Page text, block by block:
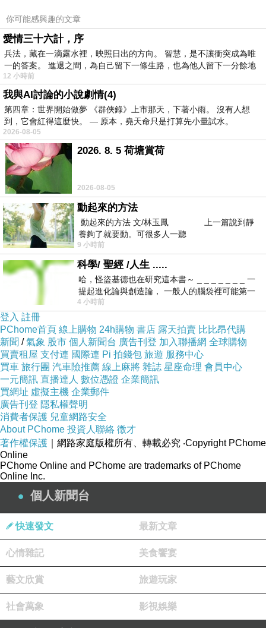
你可能感興趣的文章
愛情三十六計，序
兵法，藏在一滴露水裡，映照日出的方向。 智慧，是不讓衝突成為唯
一的答案。 進退之間，為自己留下一條生路，也為他人留下一分餘地
12 小時前
我與AI討論的小說劇情(4)
第四章：世界開始做夢 《群俠錄》上市那天，下著小雨。 沒有人想
到，它會紅得這麼快。 — 原本，堯天命只是打算先小量試水。
2026-08-05
2026. 8. 5 荷塘賞荷
2026-08-05
動起來的方法
動起來的方法 文/林玉鳳 上一篇說到靜
養夠了就要動。可很多人一聽
9 小時前
科學/ 聖經 /人生 .....
哈，怪盜基德也在研究這本書～ _ _ _ _ _ _ _ 一
提起進化論與創造論， 一般人的腦袋裡可能第一
時間就有「 進化論很科
4 小時前
登入 註冊
PChome首頁 線上購物 24h購物 書店 露天拍賣 比比昂代購
新聞 /氣象 股市 個人新聞台 廣告刊登 加入聯播網 全球購物
買賣租屋 支付連 國際連 Pi 拍錢包 旅遊 服務中心
買車 旅行團 汽車險推薦 線上麻將 雜誌 星座命理 會員中心
一元簡訊 直播達人 數位憑證 企業簡訊
買網址 虛擬主機 企業郵件
廣告刊登 隱私權聲明
消費者保護 兒童網路安全
About PChome 投資人聯絡 徵才
著作權保護 ｜網路家庭版權所有、轉載必究 ‧Copyright PChome
Online
PChome Online and PChome are trademarks of PChome
Online Inc.
個人新聞台
快速發文 最新文章
心情雜記 美食饗宴
藝文欣賞 旅遊玩家
社會萬象 影視娛樂